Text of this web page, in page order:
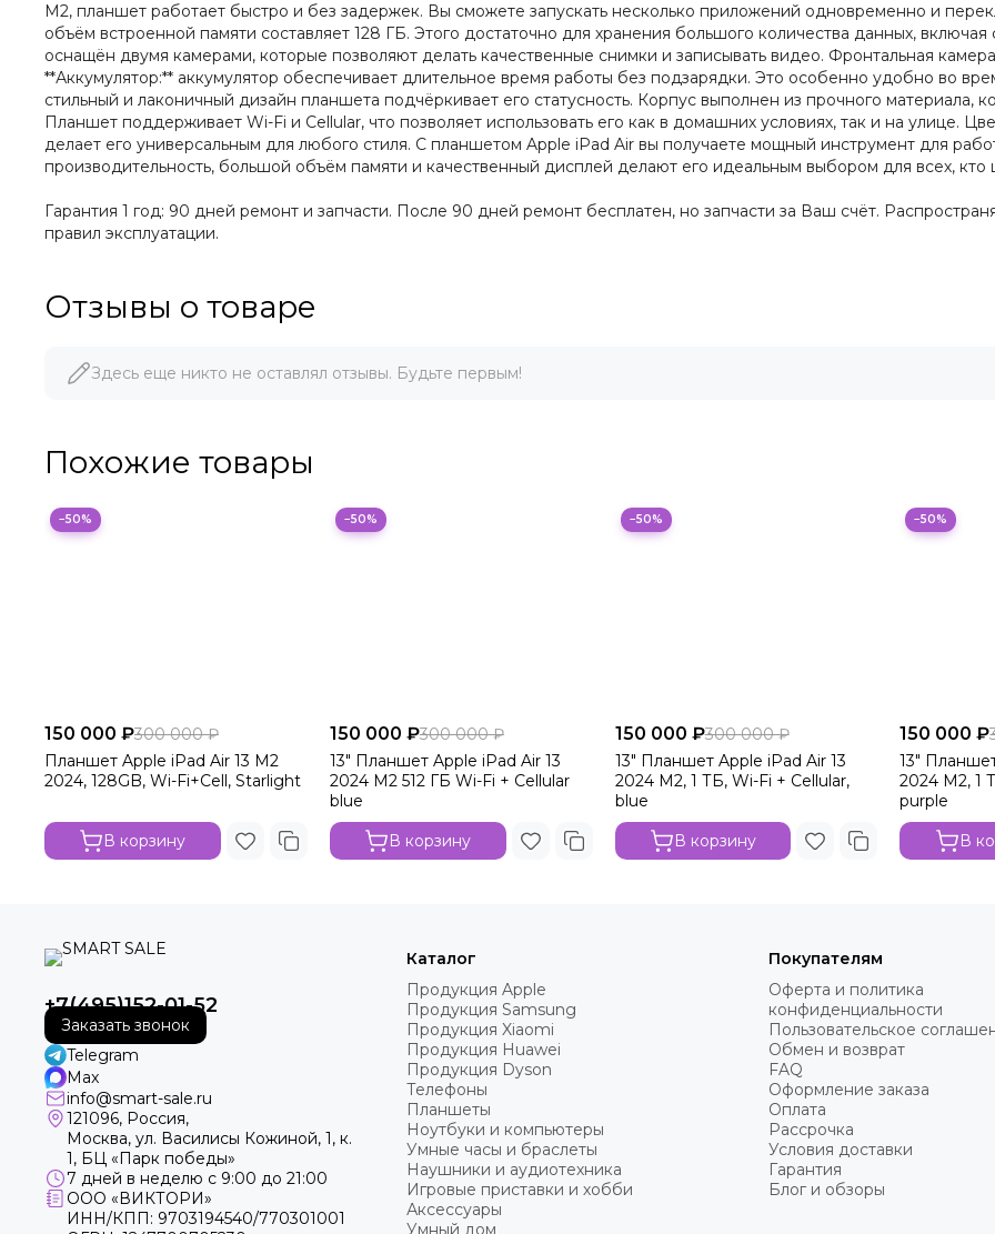
M2, планшет работает быстро и без задержек. Вы сможете запускать несколько приложений одновременно и
объём встроенной памяти составляет 128 ГБ. Этого достаточно для хранения большого количества данных,
оснащён двумя камерами, которые позволяют делать качественные снимки и записывать видео. Фронтальная
**Аккумулятор:** аккумулятор обеспечивает длительное время работы без подзарядки. Это особенно удобно во
стильный и лаконичный дизайн планшета подчёркивает его статусность. Корпус выполнен из прочного
Планшет поддерживает Wi-Fi и Cellular, что позволяет использовать его как в домашних условиях, так и на улице.
делает его универсальным для любого стиля. С планшетом Apple iPad Air вы получаете мощный инструмент для
производительность, большой объём памяти и качественный дисплей делают его идеальным выбором для всех, кто
Гарантия 1 год: 90 дней ремонт и запчасти. После 90 дней ремонт бесплатен, но запчасти за Ваш счёт.
правил эксплуатации.
Отзывы о товаре
Здесь еще никто не оставлял отзывы. Будьте первым!
Похожие товары
−50%
150 000 ₽300 000 ₽
Планшет Apple iPad Air 13 M2
2024, 128GB, Wi-Fi+Cell, Starlight
В корзину
−50%
150 000 ₽300 000 ₽
13" Планшет Apple iPad Air 13
2024 M2 512 ГБ Wi-Fi + Cellular
blue
В корзину
−50%
150 000 ₽300 000 ₽
13" Планшет Apple iPad Air 13
2024 M2, 1 ТБ, Wi-Fi + Cellular,
blue
В корзину
−50%
150 000 ₽
13"
2024 M2, 1
purple
В
+7(495)152-01-52
Заказать звонок
Telegram
Max
info@smart-sale.ru
121096, Россия,
Москва, ул. Василисы Кожиной, 1, к.
1, БЦ «Парк победы»
7 дней в неделю с 9:00 до 21:00
ООО «ВИКТОРИ»
ИНН/КПП: 9703194540/770301001
Каталог
Продукция Apple
Продукция Samsung
Продукция Xiaomi
Продукция Huawei
Продукция Dyson
Телефоны
Планшеты
Ноутбуки и компьютеры
Умные часы и браслеты
Наушники и аудиотехника
Игровые приставки и хобби
Аксессуары
Покупателям
Оферта и политика
конфиденциальности
Пользовательское
Обмен и возврат
FAQ
Оформление заказа
Оплата
Рассрочка
Условия доставки
Гарантия
Блог и обзоры